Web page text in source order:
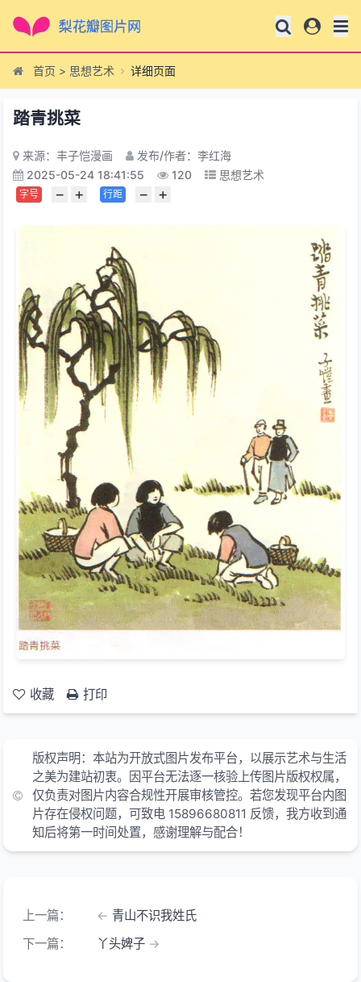
首页 > 思想艺术 详细页面
踏青挑菜
来源：丰子恺漫画
发布/作者：李红海
2025-05-24 18:41:55
120 思想艺术
字号 − + 行距 − +
收藏 打印
版权声明：本站为开放式图片发布平台，以展示艺术与生活
之美为建站初衷。因平台无法逐一核验上传图片版权权属，
仅负责对图片内容合规性开展审核管控。若您发现平台内图
片存在侵权问题，可致电 15896680811 反馈，我方收到通
知后将第一时间处置，感谢理解与配合！
上一篇：
青山不识我姓氏
下一篇：
丫头婢子